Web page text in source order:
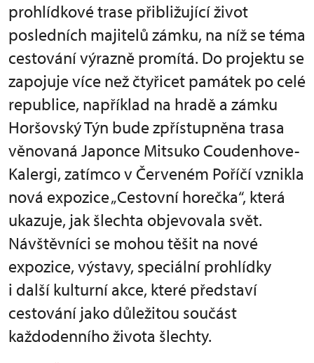
prohlídkové trase přibližující život
posledních majitelů zámku, na níž se téma
cestování výrazně promítá. Do projektu se
zapojuje více než čtyřicet památek po celé
republice, například na hradě a zámku
Horšovský Týn bude zpřístupněna trasa
věnovaná Japonce Mitsuko Coudenhove-
Kalergi, zatímco v Červeném Poříčí vznikla
nová expozice „Cestovní horečka“, která
ukazuje, jak šlechta objevovala svět.
Návštěvníci se mohou těšit na nové
expozice, výstavy, speciální prohlídky
i další kulturní akce, které představí
cestování jako důležitou součást
každodenního života šlechty.